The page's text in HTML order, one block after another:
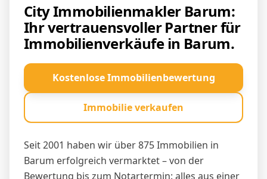
City Immobilienmakler Barum:
Ihr vertrauensvoller Partner für
Immobilienverkäufe in Barum.
Seit 2001 haben wir über 875 Immobilien in
Barum erfolgreich vermarktet – von der
Bewertung bis zum Notartermin: alles aus einer
Kostenlose Immobilienbewertung
Immobilie verkaufen